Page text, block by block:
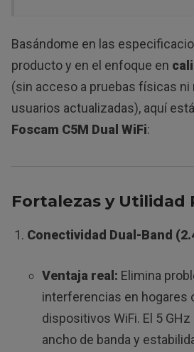
Basándome en las
producto y en el enfoque en
(sin acceso a pruebas físicas ni
usuarios actualizadas), aquí
Foscam C5M Dual WiFi:
Fortalezas y Utilidad
Conectividad Dual-Band
Ventaja real: Elimina
interferencias en hogares
dispositivos WiFi. El 5
ancho de banda y